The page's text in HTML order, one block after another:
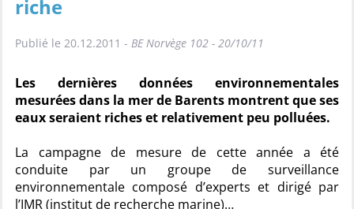
riche
Publié le 20.12.2011 - BE Norvège 102 - 20/10/11
Les dernières données environnementales
mesurées dans la mer de Barents montrent que ses
eaux seraient riches et relativement peu polluées.
La campagne de mesure de cette année a été
conduite par un groupe de surveillance
environnementale composé d’experts et dirigé par
l’IMR (institut de recherche marine)…